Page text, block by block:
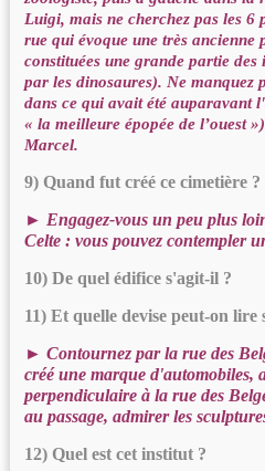
Luigi, mais ne cherchez pas les
rue qui évoque une très ancienne
constituées une grande partie
par les dinosaures). Ne manquez
dans ce qui avait été auparavant
« la meilleure épopée de l’ouest
Marcel.
9) Quand fut créé ce cimetière ?
► Engagez-vous un peu plus
Celte : vous pouvez contempler
10) De quel édifice s'agit-il ?
11) Et quelle devise peut-on
► Contournez par la rue des
créé une marque d'automobiles,
perpendiculaire à la rue des
au passage, admirer les
12) Quel est cet institut ?